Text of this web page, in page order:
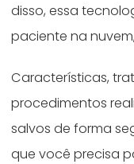
disso, essa
paciente na
Características,
procedimentos
salvos de forma
que você precisa